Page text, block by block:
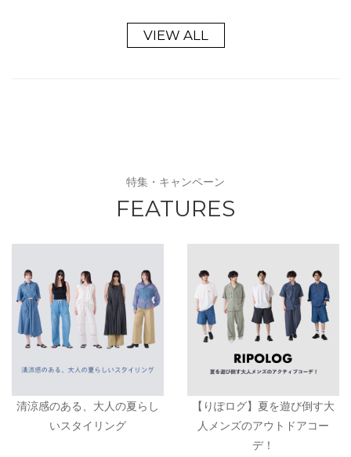
VIEW ALL
特集・キャンペーン
FEATURES
清涼感のある、大人の夏らし
いスタイリング
【りぽログ】夏を遊び倒す大
人メンズのアウトドアコー
デ！